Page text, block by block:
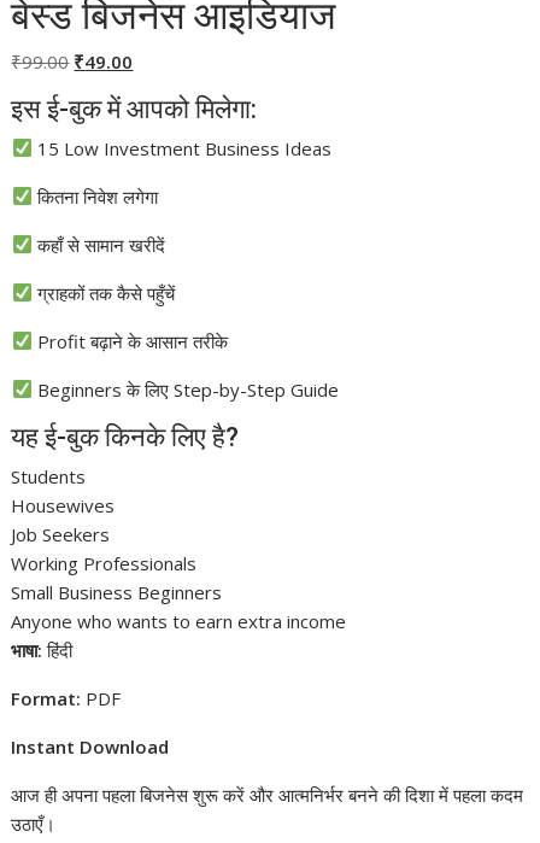
बेस्ड बिजनेस आइडियाज
₹99.00 Original
price
was:
₹99.00.
₹49.00
is:
₹49.00.
इस ई-बुक में आपको मिलेगा:
15 Low Investment Business Ideas
कितना निवेश लगेगा
कहाँ से सामान खरीदें
ग्राहकों तक कैसे पहुँचें
Profit बढ़ाने के आसान तरीके
Beginners के लिए Step-by-Step Guide
यह ई-बुक किनके लिए है?
Students
Housewives
Job Seekers
Working Professionals
Small Business Beginners
Anyone who wants to earn extra income
भाषा: हिंदी
Format: PDF
Instant Download
आज ही अपना पहला बिजनेस शुरू करें और आत्मनिर्भर बनने की दिशा में पहला कदम
उठाएँ।